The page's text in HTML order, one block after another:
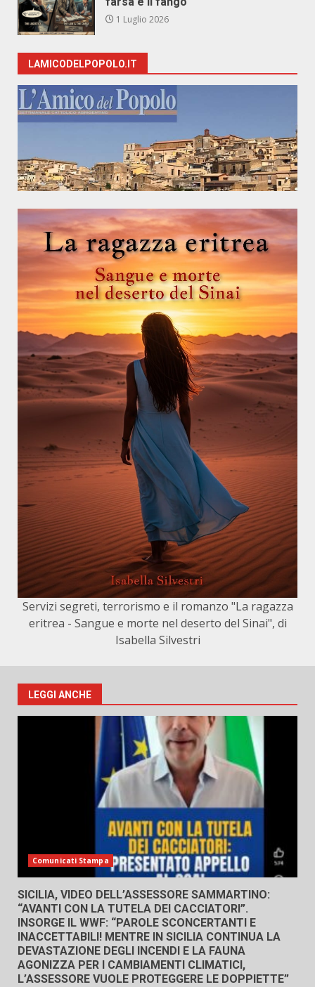
1 Luglio 2026
LAMICODELPOPOLO.IT
Servizi segreti, terrorismo e il romanzo "La ragazza
eritrea - Sangue e morte nel deserto del Sinai", di
Isabella Silvestri
LEGGI ANCHE
Comunicati Stampa
SICILIA, VIDEO DELL’ASSESSORE SAMMARTINO:
“AVANTI CON LA TUTELA DEI CACCIATORI”.
INSORGE IL WWF: “PAROLE SCONCERTANTI E
INACCETTABILI! MENTRE IN SICILIA CONTINUA LA
DEVASTAZIONE DEGLI INCENDI E LA FAUNA
AGONIZZA PER I CAMBIAMENTI CLIMATICI,
L’ASSESSORE VUOLE PROTEGGERE LE DOPPIETTE”